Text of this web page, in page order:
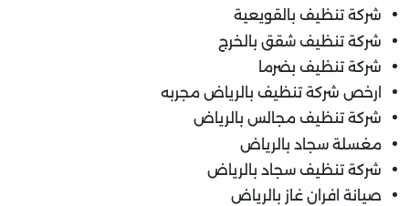
شركة تنظيف بالقويعية
شركة تنظيف شقق بالخرج
شركة تنظيف بضرما
ارخص شركة تنظيف بالرياض مجربه
شركة تنظيف مجالس بالرياض
مغسلة سجاد بالرياض
شركة تنظيف سجاد بالرياض
صيانة افران غاز بالرياض